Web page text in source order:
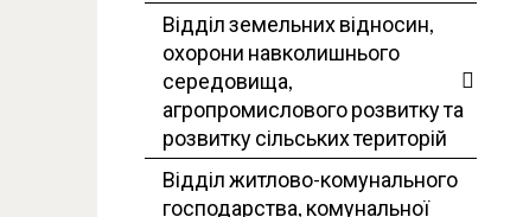
Відділ земельних відносин,
охорони навколишнього
середовища,
агропромислового розвитку та
розвитку сільських територій
Відділ житлово-комунального
господарства, комунальної